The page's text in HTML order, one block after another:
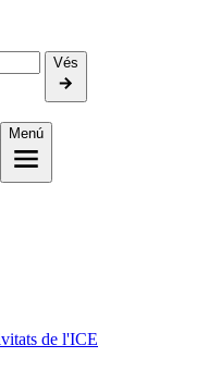
Vés
Menú
de l'ICE